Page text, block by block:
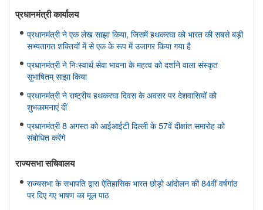
प्रधानमंत्री कार्यालय
प्रधानमंत्री ने एक लेख साझा किया, जिसमें हथकरघा को भारत की सबसे बड़ी
सभ्यतागत शक्तियों में से एक के रूप में उजागर किया गया है
प्रधानमंत्री ने निःस्वार्थ सेवा भावना के महत्व को दर्शाने वाला संस्कृत
सुभाषितम् साझा किया
प्रधानमंत्री ने राष्ट्रीय हथकरघा दिवस के अवसर पर देशवासियों को
शुभकामनाएं दीं
प्रधानमंत्री 8 अगस्त को आईआईटी दिल्ली के 57वें दीक्षांत समारोह को
संबोधित करेंगे
राज्यसभा सचिवालय
राज्यसभा के सभापति द्वारा ऐतिहासिक भारत छोड़ो आंदोलन की 84वीं वर्षगांठ
पर दिए गए भाषण का मूल पाठ